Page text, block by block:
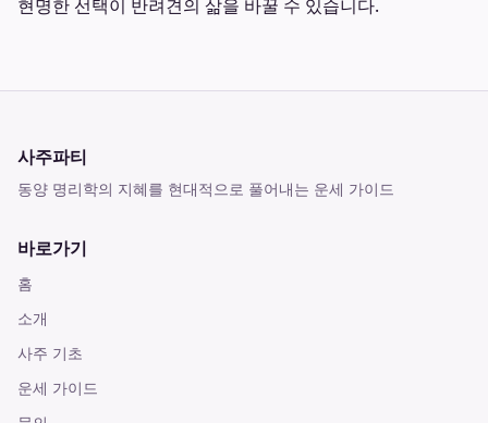
현명한 선택이 반려견의 삶을 바꿀 수 있습니다.
사주파티
동양 명리학의 지혜를 현대적으로 풀어내는 운세 가이드
바로가기
홈
소개
사주 기초
운세 가이드